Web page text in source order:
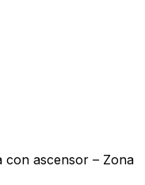
con ascensor – Zona